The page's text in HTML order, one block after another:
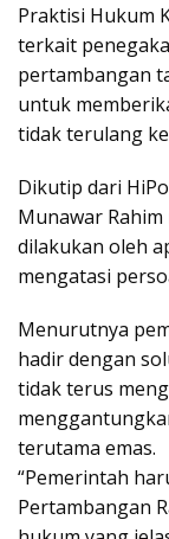
Praktisi Hukum
terkait
pertambangan
untuk
tidak terulang
Dikutip dari
Munawar
dilakukan oleh
mengatasi
Menurutnya
hadir dengan
tidak terus
terutama emas.
“Pemerintah
Pertambangan